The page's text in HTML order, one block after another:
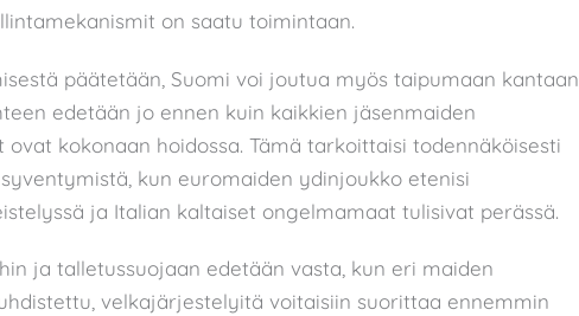
on saatu toimintaan.
päätetään, Suomi voi joutua myös taipumaan kantaan,
edetään jo ennen kuin kaikkien jäsenmaiden
ovat kokonaan hoidossa. Tämä tarkoittaisi todennäköisesti
kun euromaiden ydinjoukko etenisi
ja Italian kaltaiset ongelmamaat tulisivat perässä.
ja talletussuojaan edetään vasta, kun eri maiden
velkajärjestelyitä voitaisiin suorittaa ennemmin